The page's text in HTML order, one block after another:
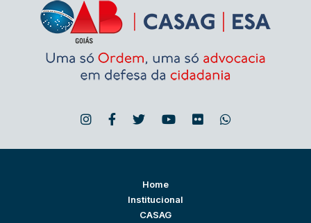
Home
Institucional
CASAG